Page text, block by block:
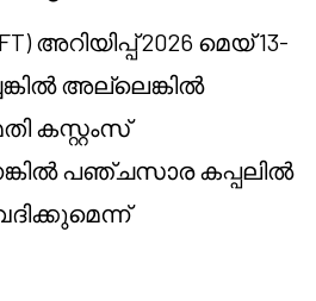
അറിയിപ്പ് 2026 മെയ് 13-
അല്ലെങ്കിൽ
കസ്റ്റംസ്
പഞ്ചസാര കപ്പലിൽ